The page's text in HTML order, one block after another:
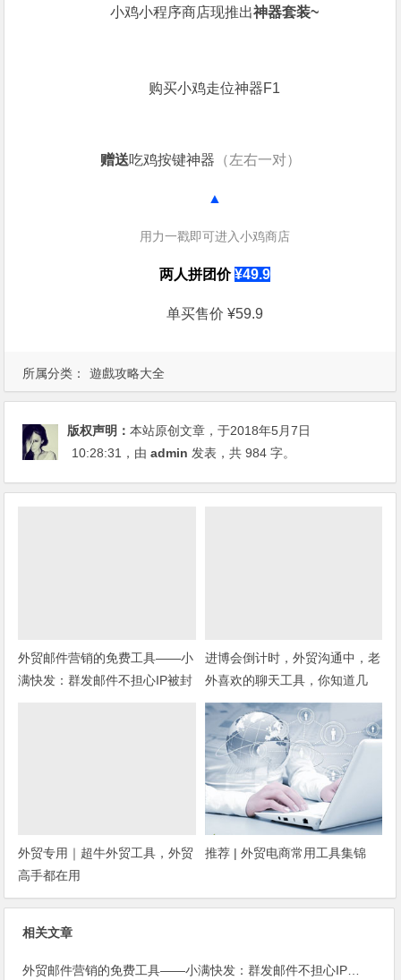
所属分类： 遊戲攻略大全
小鸡小程序商店现推出神器套装~
购买小鸡走位神器F1
赠送吃鸡按键神器 （左右一对）
▲
用力一戳即可进入小鸡商店
两人拼团价¥49.9
单买售价 ¥59.9
版权声明：本站原创文章，于2018年5月7日
10:28:31 ，由admin 发表，共 984 字。
外贸邮件营销的免费工具——小
满快发：群发邮件不担心IP被封
进博会倒计时，外贸沟通中，老
外喜欢的聊天工具，你知道几
种？
外贸专用｜超牛外贸工具，外贸
高手都在用
推荐 | 外贸电商常用工具集锦
相关文章
外贸邮件营销的免费工具——小满快发：群发邮件不担心IP被封